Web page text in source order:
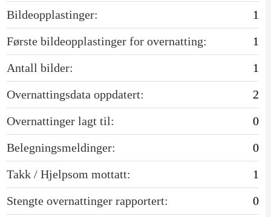
Bildeopplastinger:
1
Første bildeopplastinger for overnatting:
1
Antall bilder:
1
Overnattingsdata oppdatert:
2
Overnattinger lagt til:
0
Belegningsmeldinger:
0
Takk / Hjelpsom mottatt:
1
Stengte overnattinger rapportert:
0